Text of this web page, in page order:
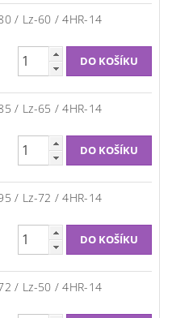
/ Lz-60 / 4HR-14
/ Lz-65 / 4HR-14
/ Lz-72 / 4HR-14
/ Lz-50 / 4HR-14